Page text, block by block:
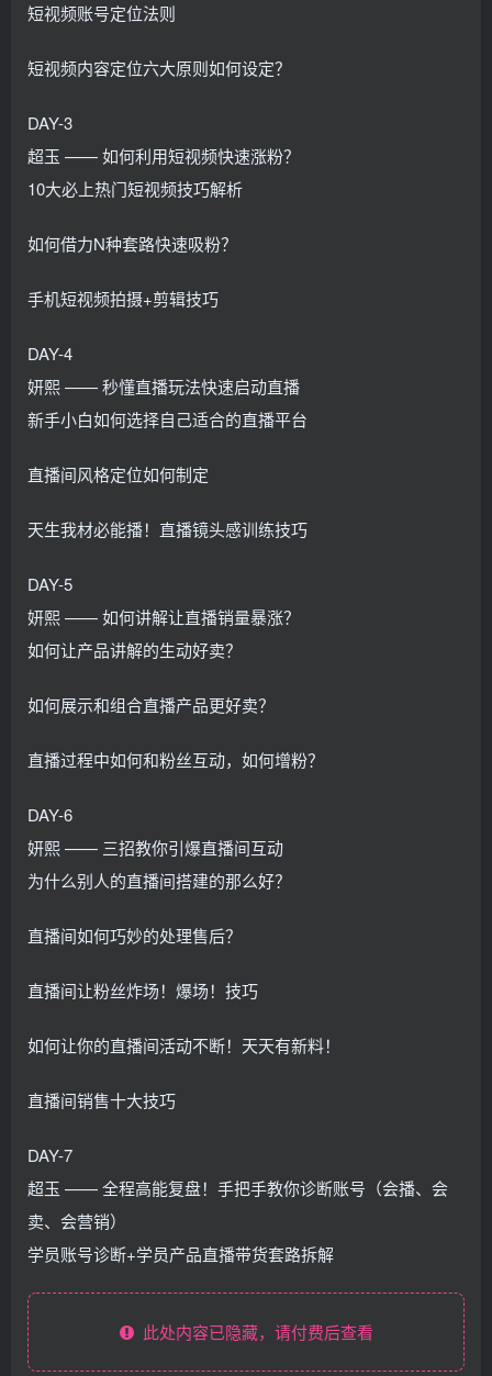
短视频账号定位法则
短视频内容定位六大原则如何设定？
DAY-3
超玉 —— 如何利用短视频快速涨粉？
10大必上热门短视频技巧解析
如何借力N种套路快速吸粉？
手机短视频拍摄+剪辑技巧
DAY-4
妍熙 —— 秒懂直播玩法快速启动直播
新手小白如何选择自己适合的直播平台
直播间风格定位如何制定
天生我材必能播！直播镜头感训练技巧
DAY-5
妍熙 —— 如何讲解让直播销量暴涨？
如何让产品讲解的生动好卖？
如何展示和组合直播产品更好卖？
直播过程中如何和粉丝互动，如何增粉？
DAY-6
妍熙 —— 三招教你引爆直播间互动
为什么别人的直播间搭建的那么好？
直播间如何巧妙的处理售后？
直播间让粉丝炸场！爆场！技巧
如何让你的直播间活动不断！天天有新料！
直播间销售十大技巧
DAY-7
超玉 —— 全程高能复盘！手把手教你诊断账号（会播、会
卖、会营销）
学员账号诊断+学员产品直播带货套路拆解
此处内容已隐藏，请付费后查看